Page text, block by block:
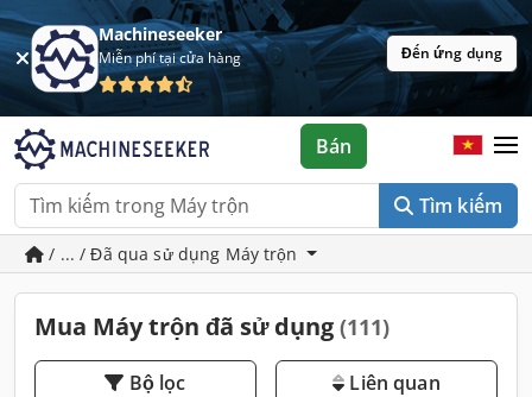
Machineseeker
Miễn phí tại cửa hàng Đến ứng dụng
Tìm kiếm
Bán
/ ... / Đã qua sử dụng Máy trộn
Mua Máy trộn đã sử dụng (111)
Bộ lọc Liên quan